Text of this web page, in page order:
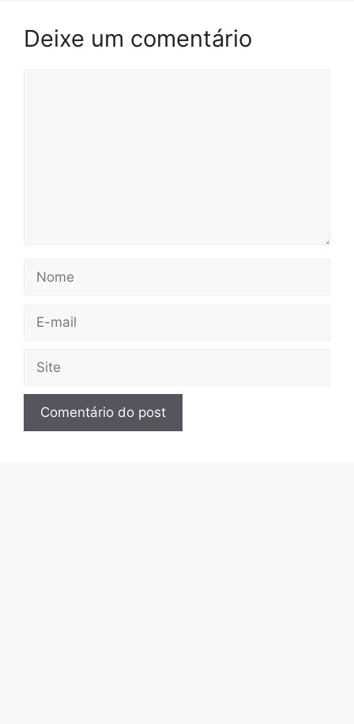
Deixe um comentário
Nome
E-
Site